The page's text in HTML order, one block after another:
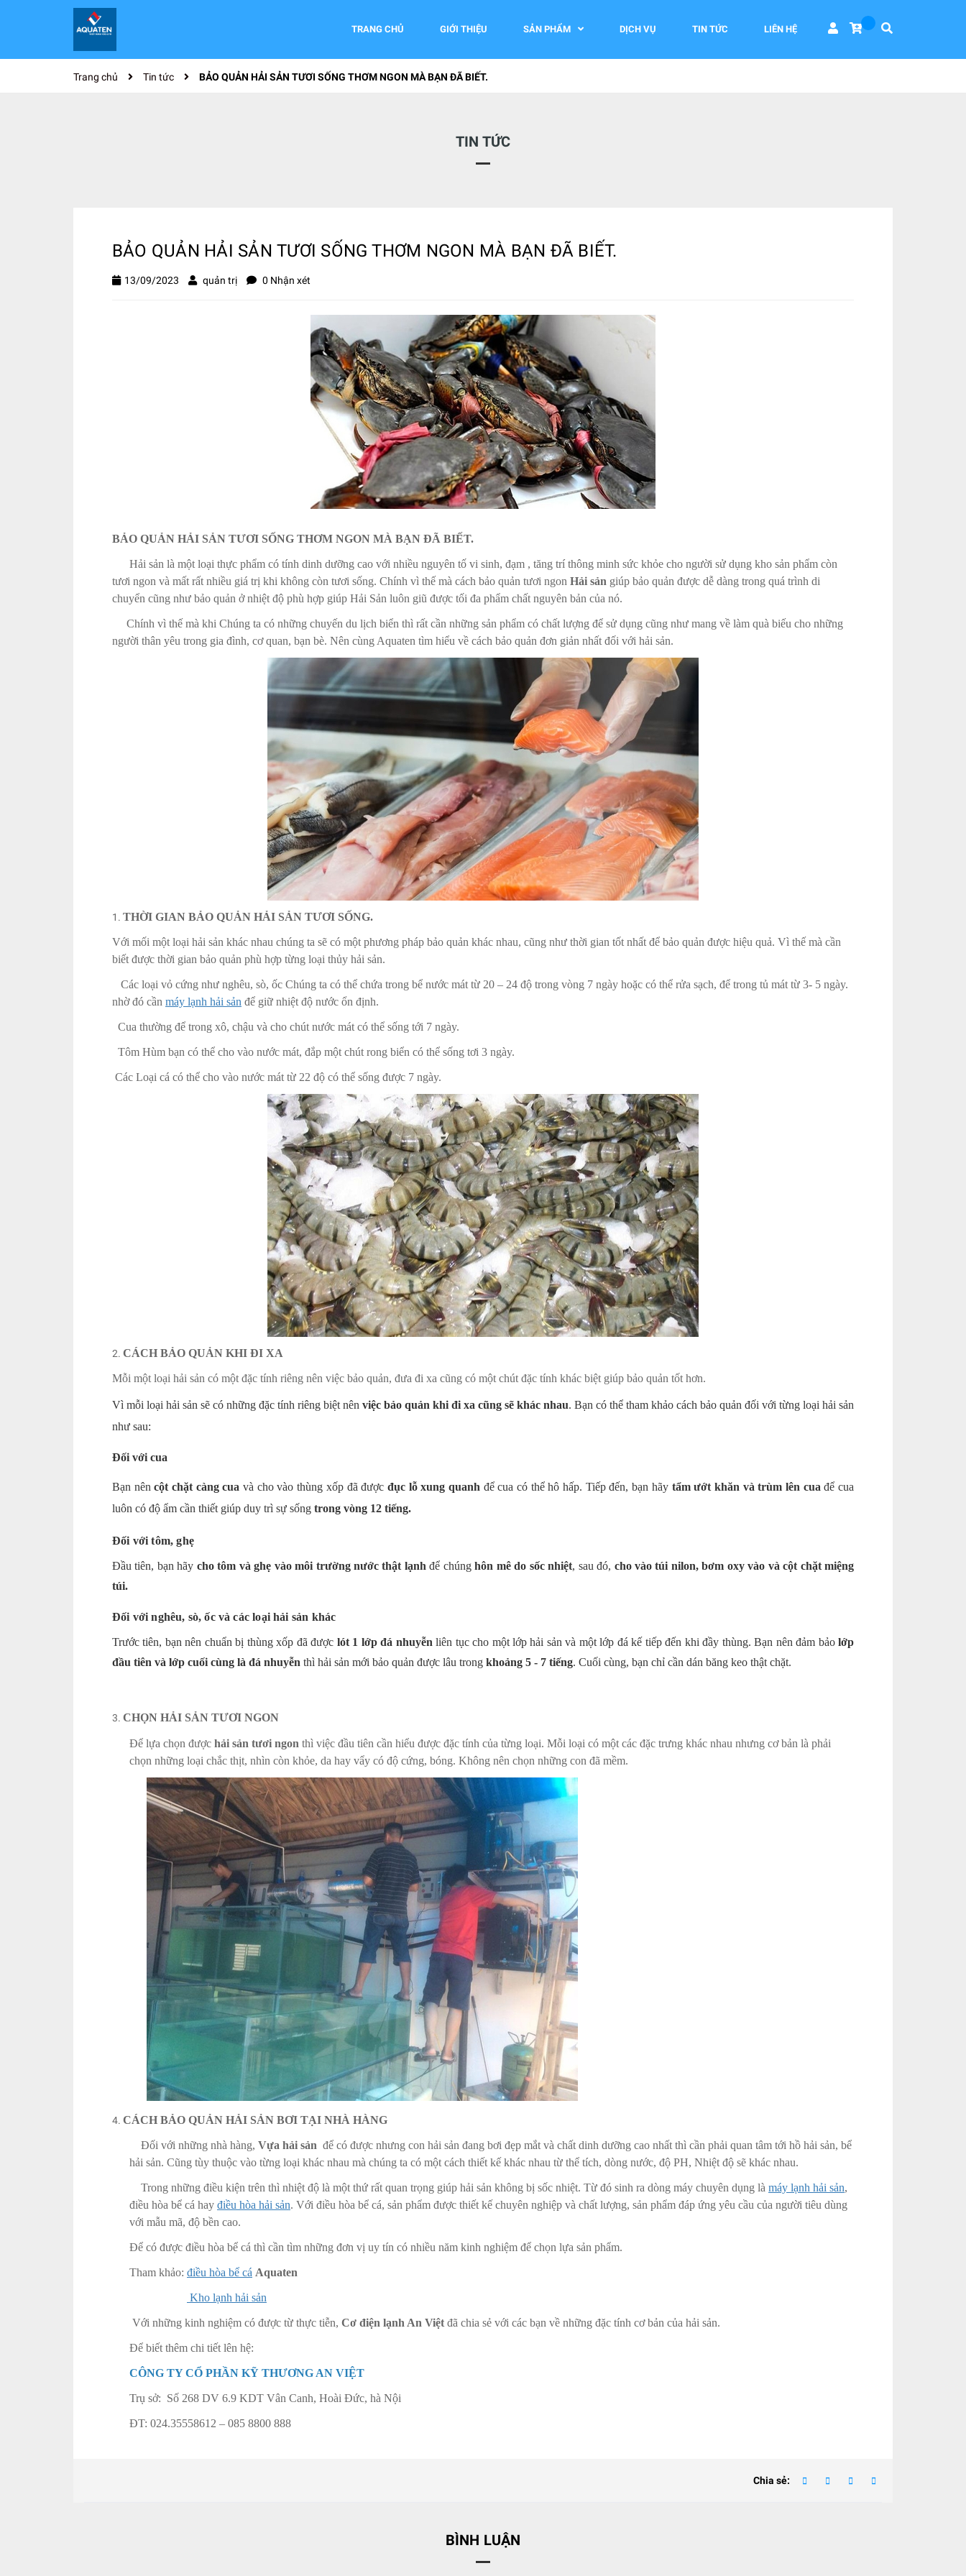
TRANG CHỦ GIỚI THIỆU SẢN PHẨM DỊCH VỤ TIN TỨC LIÊN HỆ
Trang chủ Tin tức BẢO QUẢN HẢI SẢN TƯƠI SỐNG THƠM NGON MÀ BẠN ĐÃ BIẾT.
TIN TỨC
BẢO QUẢN HẢI SẢN TƯƠI SỐNG THƠM NGON MÀ BẠN ĐÃ BIẾT.
13/09/2023 quản trị 0 Nhận xét
BẢO QUẢN HẢI SẢN TƯƠI SỐNG THƠM NGON MÀ BẠN ĐÃ BIẾT.
Hải sản là một loại thực phẩm có tính dinh dưỡng cao với nhiều nguyên tố vi sinh, đạm , tăng trí thông minh sức khỏe cho người sử dụng kho sản phẩm còn
tươi ngon và mất rất nhiều giá trị khi không còn tươi sống. Chính vì thế mà cách bảo quản tươi ngon Hải sản giúp bảo quản được dễ dàng trong quá trình di
chuyển cũng như bảo quản ở nhiệt độ phù hợp giúp Hải Sản luôn giũ được tối đa phẩm chất nguyên bản của nó.
Chính vì thế mà khi Chúng ta có những chuyến du lịch biển thì rất cần những sản phẩm có chất lượng để sử dụng cũng như mang về làm quà biếu cho những
người thân yêu trong gia đình, cơ quan, bạn bè. Nên cùng Aquaten tìm hiểu về cách bảo quản đơn giản nhất đối với hải sản.
THỜI GIAN BẢO QUẢN HẢI SẢN TƯƠI SỐNG.
Với mối một loại hải sản khác nhau chúng ta sẽ có một phương pháp bảo quản khác nhau, cũng như thời gian tốt nhất để bảo quản được hiệu quả. Vì thế mà cần
biết được thời gian bảo quản phù hợp từng loại thủy hải sản.
Các loại vỏ cứng như nghêu, sò, ốc Chúng ta có thể chứa trong bể nước mát từ 20 – 24 độ trong vòng 7 ngày hoặc có thể rửa sạch, để trong tủ mát từ 3- 5 ngày.
nhờ đó cần máy lạnh hải sản để giữ nhiệt độ nước ổn định.
Cua thường để trong xô, chậu và cho chút nước mát có thể sống tới 7 ngày.
Tôm Hùm bạn có thể cho vào nước mát, đắp một chút rong biển có thể sống tơi 3 ngày.
Các Loại cá có thể cho vào nước mát từ 22 độ có thể sống được 7 ngày.
CÁCH BẢO QUẢN KHI ĐI XA
Mỗi một loại hải sản có một đặc tính riêng nên việc bảo quản, đưa đi xa cũng có một chút đặc tính khác biệt giúp bảo quản tốt hơn.
Vì mỗi loại hải sản sẽ có những đặc tính riêng biệt nên việc bảo quản khi đi xa cũng sẽ khác nhau. Bạn có thể tham khảo cách bảo quản đối với từng loại hải sản
như sau:
Đối với cua
Bạn nêncột chặt càng cua và cho vào thùng xốp đã được đục lỗ xung quanh để cua có thể hô hấp. Tiếp đến, bạn hãytẩm ướt khăn và trùm lên cua để cua
luôn có độ ẩm cần thiết giúp duy trì sự sống trong vòng 12 tiếng.
Đối với tôm, ghẹ
Đầu tiên, bạn hãy cho tôm và ghẹ vào môi trường nước thật lạnh để chúnghôn mê do sốc nhiệt, sau đó, cho vào túi nilon, bơm oxy vào và cột chặt miệng
túi.
Đối với nghêu, sò, ốc và các loại hải sản khác
Trước tiên, bạn nên chuẩn bị thùng xốp đã được lót 1 lớp đá nhuyễn liên tục cho một lớp hải sản và một lớp đá kế tiếp đến khi đầy thùng. Bạn nên đảm bảolớp
đầu tiên và lớp cuối cùng là đá nhuyễn thì hải sản mới bảo quản được lâu trong khoảng 5 - 7 tiếng. Cuối cùng, bạn chỉ cần dán băng keo thật chặt.
CHỌN HẢI SẢN TƯƠI NGON
Để lựa chọn được hải sản tươi ngon thì việc đầu tiên cần hiểu được đặc tính của từng loại. Mỗi loại có một các đặc trưng khác nhau nhưng cơ bản là phải
chọn những loại chắc thịt, nhìn còn khỏe, da hay vẩy có độ cứng, bóng. Không nên chọn những con đã mềm.
CÁCH BẢO QUẢN HẢI SẢN BƠI TẠI NHÀ HÀNG
Đối với những nhà hàng, Vựa hải sản để có được nhưng con hải sản đang bơi đẹp mắt và chất dinh dưỡng cao nhất thì cần phải quan tâm tới hồ hải sản, bể
hải sản. Cũng tùy thuộc vào từng loại khác nhau mà chúng ta có một cách thiết kế khác nhau từ thể tích, dòng nước, độ PH, Nhiệt độ sẽ khác nhau.
Trong những điều kiện trên thì nhiệt độ là một thứ rất quan trọng giúp hải sản không bị sốc nhiệt. Từ đó sinh ra dòng máy chuyên dụng là máy lạnh hải sản,
điều hòa bể cá hay điều hòa hải sản. Với điều hòa bể cá, sản phẩm được thiết kế chuyên nghiệp và chất lượng, sản phẩm đáp ứng yêu cầu của người tiêu dùng
với mẫu mã, độ bền cao.
Để có được điều hòa bể cá thì cần tìm những đơn vị uy tín có nhiều năm kinh nghiệm để chọn lựa sản phẩm.
Tham khảo: điều hòa bể cá Aquaten
Kho lạnh hải sản
Với những kinh nghiệm có được từ thực tiễn, Cơ điện lạnh An Việt đã chia sẻ với các bạn về những đặc tính cơ bản của hải sản.
Để biết thêm chi tiết lên hệ:
CÔNG TY CỔ PHẦN KỸ THƯƠNG AN VIỆT
Trụ sở: Số 268 DV 6.9 KDT Vân Canh, Hoài Đức, hà Nội
ĐT: 024.35558612 – 085 8800 888
Chia sẻ:
BÌNH LUẬN